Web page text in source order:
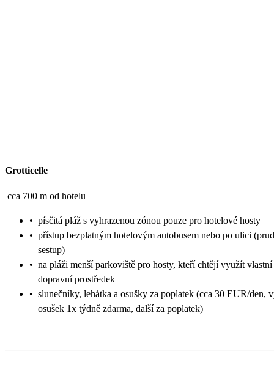
Grotticelle
cca 700 m od hotelu
• písčitá pláž s vyhrazenou zónou pouze pro hotelové hosty
• přístup bezplatným hotelovým autobusem nebo po ulici
sestup)
• na pláži menší parkoviště pro hosty, kteří chtějí využít vlastní
dopravní prostředek
• slunečníky, lehátka a osušky za poplatek (cca 30 EUR/den,
osušek 1x týdně zdarma, další za poplatek)